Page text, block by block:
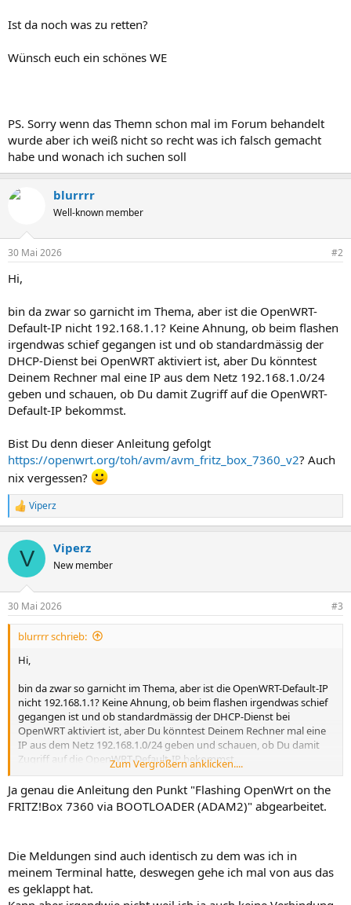
Ist da noch was zu retten?
Wünsch euch ein schönes WE
PS. Sorry wenn das Themn schon mal im Forum behandelt
wurde aber ich weiß nicht so recht was ich falsch gemacht
habe und wonach ich suchen soll
blurrrr
Well-known member
30 Mai 2026 #2
Hi,
bin da zwar so garnicht im Thema, aber ist die OpenWRT-
Default-IP nicht 192.168.1.1? Keine Ahnung, ob beim flashen
irgendwas schief gegangen ist und ob standardmässig der
DHCP-Dienst bei OpenWRT aktiviert ist, aber Du könntest
Deinem Rechner mal eine IP aus dem Netz 192.168.1.0/24
geben und schauen, ob Du damit Zugriff auf die OpenWRT-
Default-IP bekommst.
Bist Du denn dieser Anleitung gefolgt
https://openwrt.org/toh/avm/avm_fritz_box_7360_v2? Auch
nix vergessen?
R
e
k
i
e
n
Viperz
V Viperz
New member
30 Mai 2026 #3
blurrrr schrieb:
Hi,
bin da zwar so garnicht im Thema, aber ist die OpenWRT-Default-IP
nicht 192.168.1.1? Keine Ahnung, ob beim flashen irgendwas schief
gegangen ist und ob standardmässig der DHCP-Dienst bei
OpenWRT aktiviert ist, aber Du könntest Deinem Rechner mal eine
IP aus dem Netz 192.168.1.0/24 geben und schauen, ob Du damit
Zugriff auf die OpenWRT-Default-IP bekommst.
Bist Du denn dieser Anleitung gefolgt
https://openwrt.org/toh/avm/avm_fritz_box_7360_v2
? Auch nix
Zum Vergrößern anklicken....
Ja genau die Anleitung den Punkt "Flashing OpenWrt on the
FRITZ!Box 7360 via BOOTLOADER (ADAM2)" abgearbeitet.
Die Meldungen sind auch identisch zu dem was ich in
meinem Terminal hatte, deswegen gehe ich mal von aus das
es geklappt hat.